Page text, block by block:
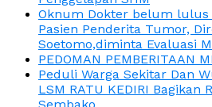
Oknum Dokter belum lulus
Pasien Penderita Tumor,
Soetomo,diminta Evaluasi
PEDOMAN PEMBERITAAN
Peduli Warga Sekitar Dan
LSM RATU KEDIRI Bagikan